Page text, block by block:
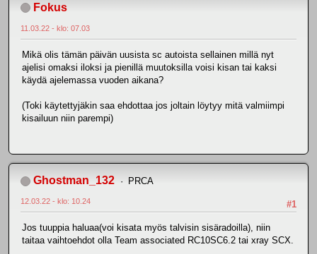
Fokus
11.03.22 - klo: 07.03
Mikä olis tämän päivän uusista sc autoista sellainen millä nyt
ajelisi omaksi iloksi ja pienillä muutoksilla voisi kisan tai kaksi
käydä ajelemassa vuoden aikana?
(Toki käytettyjäkin saa ehdottaa jos joltain löytyy mitä valmiimpi
kisailuun niin parempi)
Ghostman_132 PRCA
#1
12.03.22 - klo: 10.24
Jos tuuppia haluaa(voi kisata myös talvisin sisäradoilla), niin
taitaa vaihtoehdot olla Team associated RC10SC6.2 tai xray SCX.